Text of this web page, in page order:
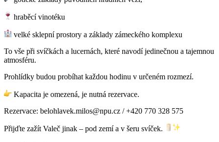
hraběcí vinotéku
velké sklepní prostory a základy zámeckého komplexu
To vše při svíčkách a lucernách, které navodí jedinečnou a tajemnou
atmosféru.
Prohlídky budou probíhat každou hodinu v určeném rozmezí.
Kapacita je omezená, je nutná rezervace.
Rezervace: belohlavek.milos@npu.cz / +420 770 328 575
Přijďte zažít Valeč jinak – pod zemí a v šeru svíček.